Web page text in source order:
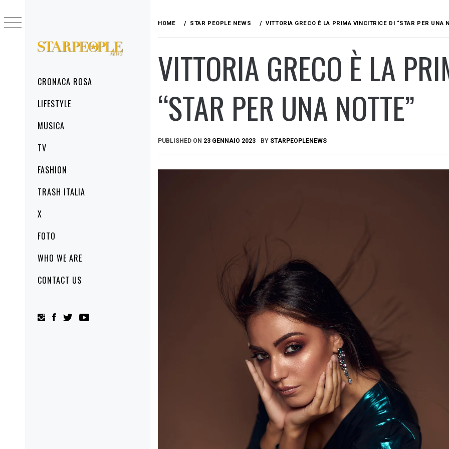
STARPEOPLENEWS
MenuCRONACA ROSA
LIFESTYLE
MUSICA
TV
FASHION
TRASH ITALIA
X
FOTO
WHO WE ARE
CONTACT US
to
content
HOME STAR PEOPLE NEWS VITTORIA GRECO È LA PRIMA VINCITRICE DI “STAR PER UNA
VITTORIA GRECO È LA
“STAR PER UNA NOTTE”
PUBLISHED ON 23 GENNAIO 2023 BY STARPEOPLENEWS